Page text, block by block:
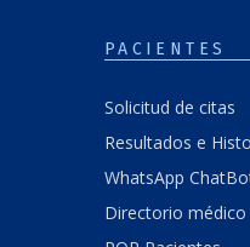
PACIENTES
Solicitud de citas
Resultados e
WhatsApp
Directorio médico